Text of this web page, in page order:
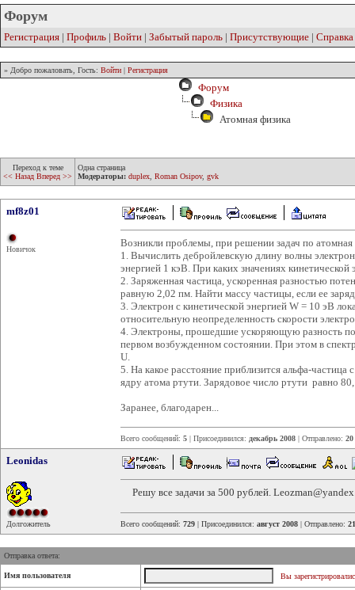
Форум
Регистрация | Профиль | Войти | Забытый пароль | Присутствующие | Справка
» Добро пожаловать, Гость: Войти | Регистрация
Форум
Физика
Атомная физика
Переход к теме
<< Назад Вперед >>
Одна страница
Модераторы: duplex Roman Osipov, gvk
mf8z01
Новичок
Возникли проблемы, при решении задач по
1. Вычислить дебройлевскую длину волны
энергией 1 кэВ. При каких значениях
2. Заряженная частица, ускоренная разностью
равную 2,02 пм. Найти массу частицы, если ее
3. Электрон с кинетической энергией W = 10 эВ
относительную неопределенность скорости
4. Электроны, прошедшие ускоряющую разность
первом возбужденном состоянии. При этом в
U.
5. На какое расстояние приблизится альфа-
ядру атома ртути. Зарядовое число ртути равно
Заранее, благодарен...
Всего сообщений: 5 | Присоединился: декабрь 2008 | Отправлено:
Leonidas
Долгожитель
Решу все задачи за 500 рублей.
Всего сообщений: 729 | Присоединился: август 2008 | Отправлено:
Отправка ответа:
Имя пользователя Вы